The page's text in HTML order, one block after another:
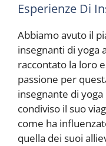
Esperienze Di
Abbiamo avuto il
insegnanti di yoga
raccontato la loro
passione per
insegnante di
condiviso il suo
come ha
quella dei suoi